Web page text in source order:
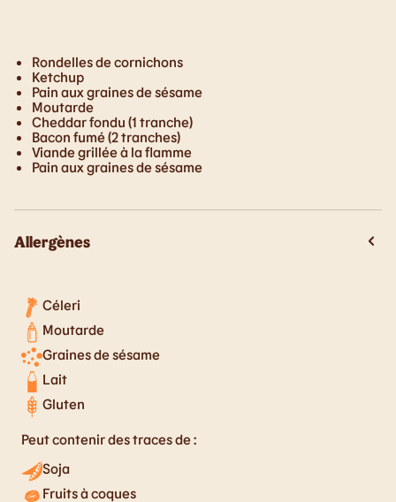
Rondelles de cornichons
Ketchup
Pain aux graines de sésame
Moutarde
Cheddar fondu (1 tranche)
Bacon fumé (2 tranches)
Viande grillée à la flamme
Pain aux graines de sésame
Allergènes
Céleri
Moutarde
Graines de sésame
Lait
Gluten
Peut contenir des traces de :
Soja
Fruits à coques